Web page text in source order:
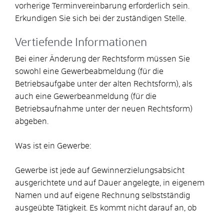
vorherige Terminvereinbarung erforderlich sein.
Erkundigen Sie sich bei der zuständigen Stelle.
Vertiefende Informationen
Bei einer Änderung der Rechtsform müssen Sie
sowohl eine Gewerbeabmeldung (für die
Betriebsaufgabe unter der alten Rechtsform), als
auch eine Gewerbeanmeldung (für die
Betriebsaufnahme unter der neuen Rechtsform)
abgeben.
Was ist ein Gewerbe:
Gewerbe ist jede auf Gewinnerzielungsabsicht
ausgerichtete und auf Dauer angelegte, in eigenem
Namen und auf eigene Rechnung selbstständig
ausgeübte Tätigkeit. Es kommt nicht darauf an, ob